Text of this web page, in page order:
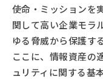
使命・ミッションを
関して高い企業モラ
ゆる脅威から保護す
ここに、情報資産の
ュリティに関する基